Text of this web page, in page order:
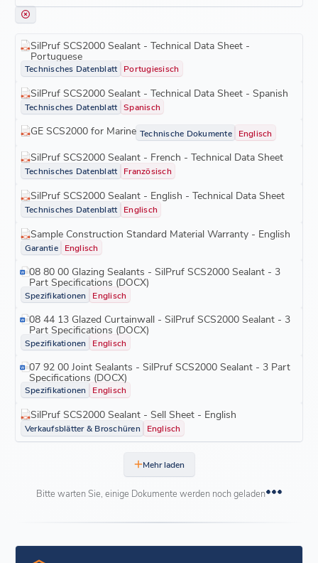
SilPruf SCS2000 Sealant - Technical Data Sheet -
Portuguese
Technisches Datenblatt Portugiesisch
SilPruf SCS2000 Sealant - Technical Data Sheet - Spanish
Technisches Datenblatt Spanisch
GE SCS2000 for Marine Technische Dokumente Englisch
SilPruf SCS2000 Sealant - French - Technical Data Sheet
Technisches Datenblatt Französisch
SilPruf SCS2000 Sealant - English - Technical Data Sheet
Technisches Datenblatt Englisch
Sample Construction Standard Material Warranty - English
Garantie Englisch
08 80 00 Glazing Sealants - SilPruf SCS2000 Sealant - 3
Part Specifications (DOCX)
Spezifikationen Englisch
08 44 13 Glazed Curtainwall - SilPruf SCS2000 Sealant - 3
Part Specifications (DOCX)
Spezifikationen Englisch
07 92 00 Joint Sealants - SilPruf SCS2000 Sealant - 3 Part
Specifications (DOCX)
Spezifikationen Englisch
SilPruf SCS2000 Sealant - Sell Sheet - English
Verkaufsblätter & Broschüren Englisch
Mehr laden
Bitte warten Sie, einige Dokumente werden noch geladen